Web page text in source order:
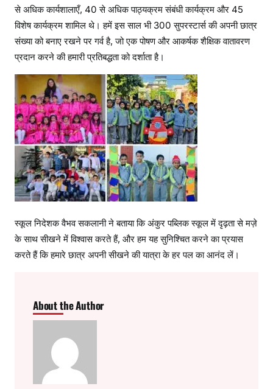
से अधिक कार्यशालाएँ, 40 से अधिक पाठ्यक्रम संबंधी कार्यक्रम और 45
विशेष कार्यक्रम शामिल थे। हमें इस साल भी 300 सुपरस्टार्स की अपनी छात्र
संख्या को बनाए रखने पर गर्व है, जो एक पोषण और आकर्षक शैक्षिक वातावरण
प्रदान करने की हमारी प्रतिबद्धता को दर्शाता है।
स्कूल निदेशक वैभव सकलानी ने बताया कि अंकुर पब्लिक स्कूल में दृढ़ता से मज़े
के साथ सीखने में विश्वास करते हैं, और हम यह सुनिश्चित करने का प्रयास
करते हैं कि हमारे छात्र अपनी सीखने की यात्रा के हर पल का आनंद लें।
About the Author